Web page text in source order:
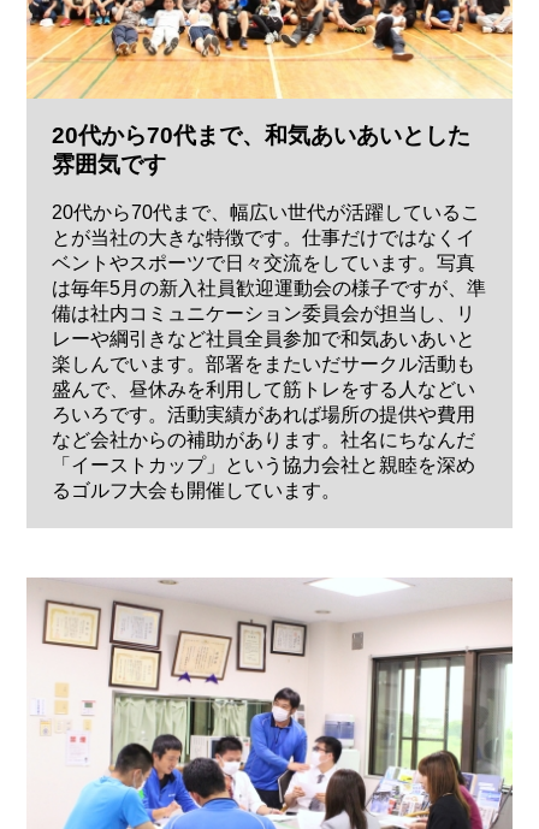
20代から70代まで、和気あいあいとした
雰囲気です
20代から70代まで、幅広い世代が活躍しているこ
とが当社の大きな特徴です。仕事だけではなくイ
ベントやスポーツで日々交流をしています。写真
は毎年5月の新入社員歓迎運動会の様子ですが、準
備は社内コミュニケーション委員会が担当し、リ
レーや綱引きなど社員全員参加で和気あいあいと
楽しんでいます。部署をまたいだサークル活動も
盛んで、昼休みを利用して筋トレをする人などい
ろいろです。活動実績があれば場所の提供や費用
など会社からの補助があります。社名にちなんだ
「イーストカップ」という協力会社と親睦を深め
るゴルフ大会も開催しています。